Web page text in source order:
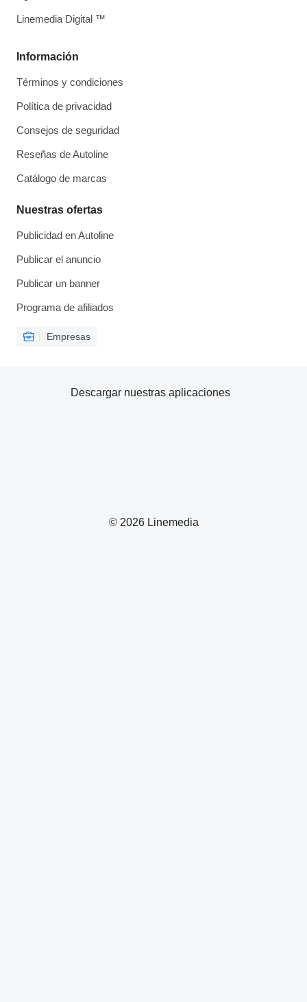
Información
Términos y condiciones
Política de privacidad
Consejos de seguridad
Reseñas de Autoline
Catálogo de marcas
Nuestras ofertas
Publicidad en Autoline
Publicar el anuncio
Publicar un banner
Programa de afiliados
Empresas
Linemedia Digital ™
© 2026 Linemedia
Descargar nuestras aplicaciones